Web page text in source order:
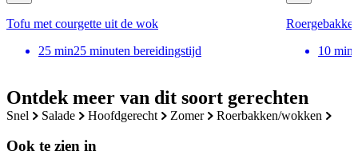
Ontdek meer van dit soort gerechten
snel salade hoofdgerecht zomer roerbakken/wokken
Ook te zien in
Tofu met courgette uit de wok
25 min25 minuten bereidingstijd
10 min